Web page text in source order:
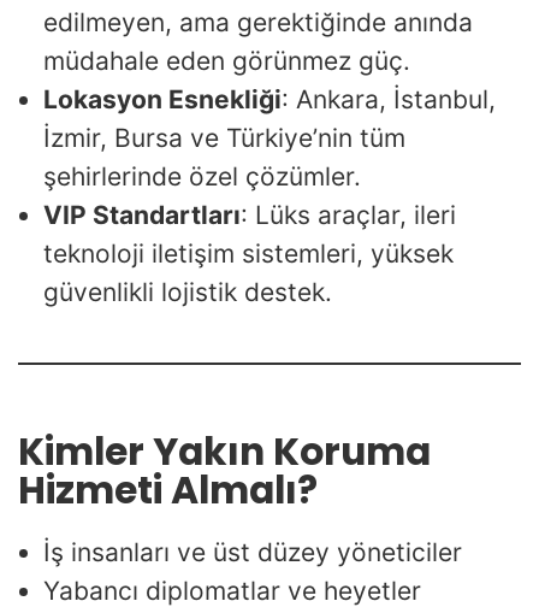
edilmeyen, ama gerektiğinde anında
müdahale eden görünmez güç.
Lokasyon Esnekliği: Ankara, İstanbul,
İzmir, Bursa ve Türkiye’nin tüm
şehirlerinde özel çözümler.
VIP Standartları: Lüks araçlar, ileri
teknoloji iletişim sistemleri, yüksek
güvenlikli lojistik destek.
Kimler Yakın Koruma
Hizmeti Almalı?
İş insanları ve üst düzey yöneticiler
Yabancı diplomatlar ve heyetler